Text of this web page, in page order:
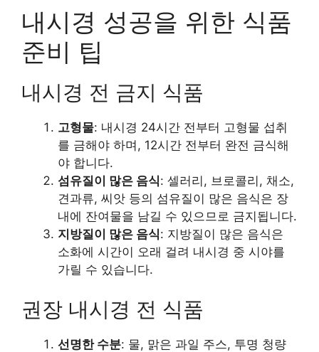
내시경 성공을 위한 식품
준비 팁
내시경 전 금지 식품
고형물: 내시경 24시간 전부터 고형물 섭취
를 금해야 하며, 12시간 전부터 완전 금식해
야 합니다.
섬유질이 많은 음식: 셀러리, 브로콜리, 채소,
견과류, 씨앗 등의 섬유질이 많은 음식은 장
내에 잔여물을 남길 수 있으므로 금지됩니다.
지방질이 많은 음식: 지방질이 많은 음식은
소화에 시간이 오래 걸려 내시경 중 시야를
가릴 수 있습니다.
권장 내시경 전 식품
선명한 수분: 물, 맑은 과일 주스, 투명 청량